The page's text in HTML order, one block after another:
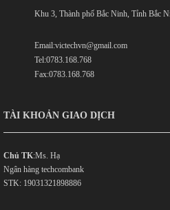
Khu 3, Thành phố Bắc Ninh, Tỉnh Bắc
Email:victechvn@gmail.com
Tel:0783.168.768
Fax:0783.168.768
TÀI KHOẢN GIAO DỊCH
Chủ TK:Ms. Hạ
Ngân hàng techcombank
STK: 19031321898886